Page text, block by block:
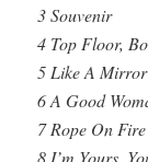
3 Souvenir
4 Top Floor,
5 Like A Mirror
6 A Good
7 Rope On Fire